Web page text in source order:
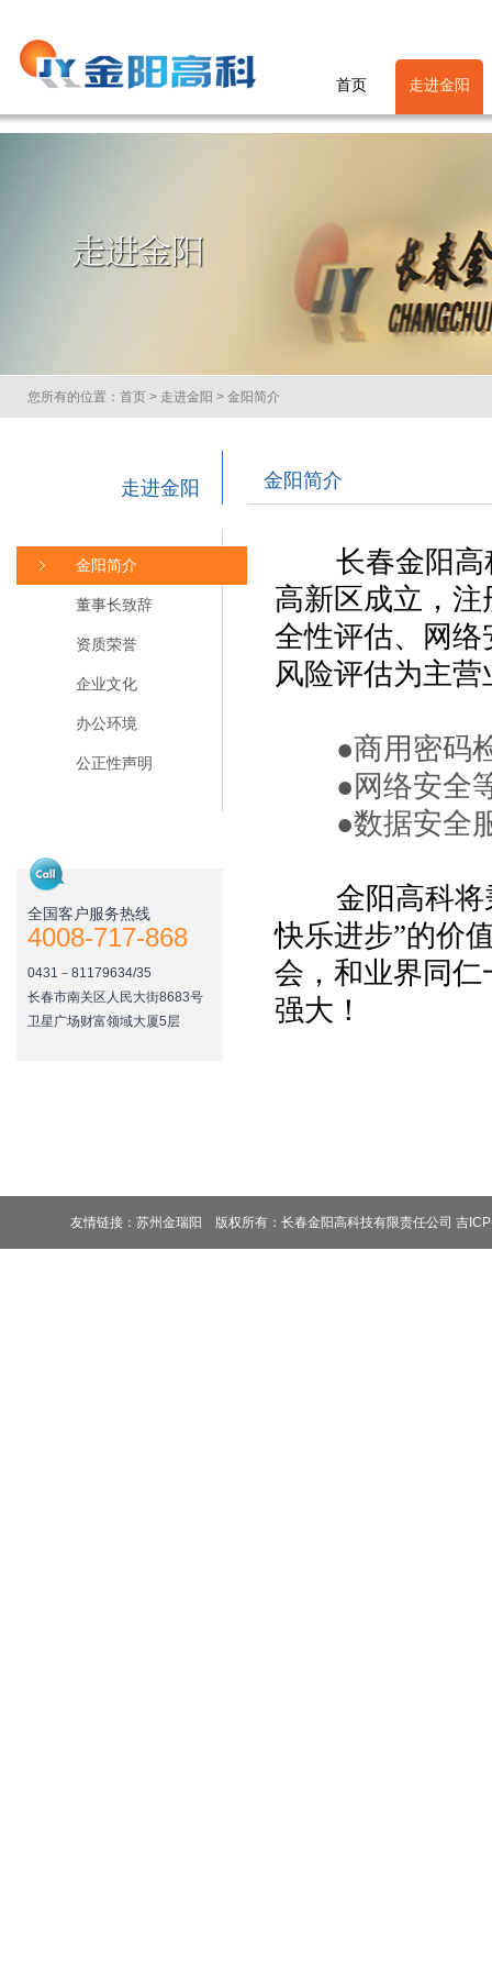
首页 走进金阳
您所有的位置： 首页 > 走进金阳 > 金阳简介
走进金阳
金阳简介
董事长致辞
资质荣誉
企业文化
办公环境
公正性声明
全国客户服务热线
4008-717-868
0431－81179634/35
长春市南关区人民大街8683号
卫星广场财富领域大厦5层
金阳简介
长春金阳高科
高新区成立，
全性评估、网
风险评估为主
●商用密码检
●网络安全等
●数据安全
金阳高科将秉
快乐进步”的价
会，和业界同
强大！
版权所有： 长春金阳高科技有限责任公司 吉
友情链接： 苏州金瑞阳